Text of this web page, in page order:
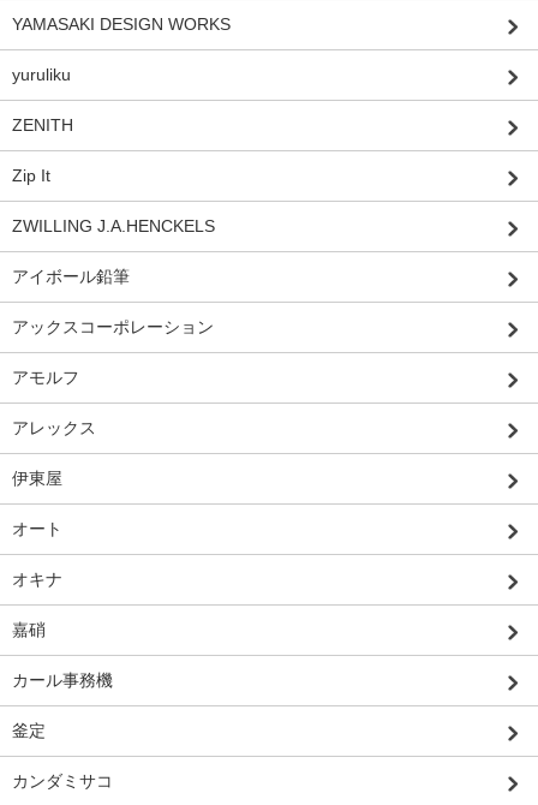
YAMASAKI DESIGN WORKS
yuruliku
ZENITH
Zip It
ZWILLING J.A.HENCKELS
アイボール鉛筆
アックスコーポレーション
アモルフ
アレックス
伊東屋
オート
オキナ
嘉硝
カール事務機
釜定
カンダミサコ